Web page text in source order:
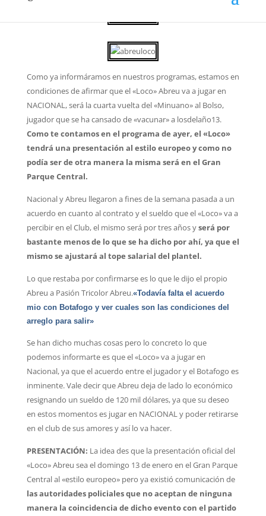
Como ya informáramos en nuestros programas, estamos en
condiciones de afirmar que el «Loco» Abreu va a jugar en
NACIONAL, será la cuarta vuelta del «Minuano» al Bolso,
jugador que se ha cansado de «vacunar» a losdelaño13.
Como te contamos en el programa de ayer, el «Loco»
tendrá una presentación al estilo europeo y como no
podía ser de otra manera la misma será en el Gran
Parque Central.
Nacional y Abreu llegaron a fines de la semana pasada a un
acuerdo en cuanto al contrato y el sueldo que el «Loco» va a
percibir en el Club, el mismo será por tres años yserá por
bastante menos de lo que se ha dicho por ahí, ya que el
mismo se ajustará al tope salarial del plantel.
Lo que restaba por confirmarse es lo que le dijo el propio
Abreu a Pasión Tricolor Abreu.«Todavía falta el acuerdo
mio con Botafogo y ver cuales son las condiciones del
arreglo para salir»
Se han dicho muchas cosas pero lo concreto lo que
podemos informarte es que el «Loco» va a jugar en
Nacional, ya que el acuerdo entre el jugador y el Botafogo es
inminente. Vale decir que Abreu deja de lado lo económico
resignando un sueldo de 120 mil dólares, ya que su deseo
en estos momentos es jugar en NACIONAL y poder retirarse
en el club de sus amores y así lo va hacer.
PRESENTACIÓN: La idea des que la presentación oficial del
«Loco» Abreu sea el domingo 13 de enero en el Gran Parque
Central al «estilo europeo» pero ya existió comunicación de
las autoridades policiales que no aceptan de ninguna
manera la coincidencia de dicho evento con el partido